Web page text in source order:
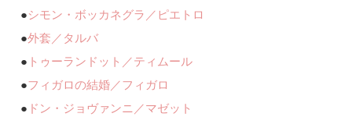
●シモン・ボッカネグラ／ピエトロ
●外套／タルバ
● トゥーランドット／ティムール
●フィガロの結婚／フィガロ
● ドン・ジョヴァンニ／マゼット